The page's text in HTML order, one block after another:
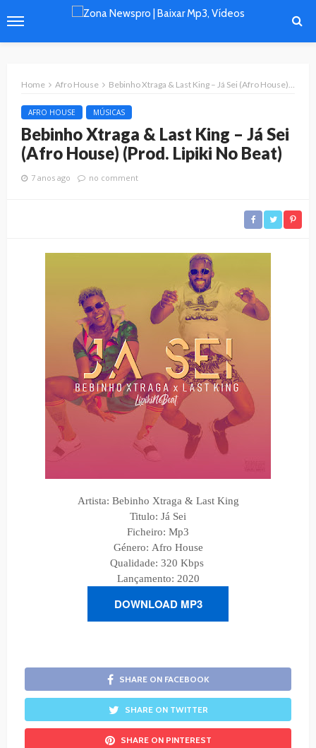
Home Afro House Bebinho Xtraga & Last King – Já Sei (Afro House) (Prod. Lipiki No Beat)
AFRO HOUSE MÚSICAS
Bebinho Xtraga & Last King – Já Sei
(Afro House) (Prod. Lipiki No Beat)
7 anos ago no comment
Artista: Bebinho Xtraga & Last King
Titulo: Já Sei
Ficheiro: Mp3
Género: Afro House
Qualidade: 320 Kbps
Lançamento: 2020
DOWNLOAD MP3
SHARE ON FACEBOOK
SHARE ON TWITTER
SHARE ON PINTEREST